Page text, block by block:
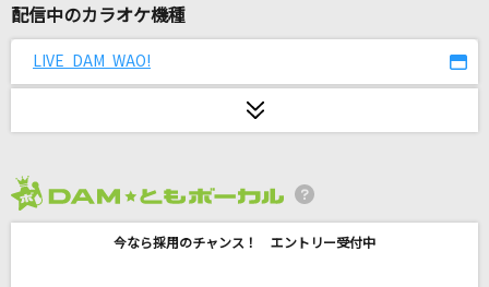
キミがいれば
スピカ
n-buna feat.初音ミク
配信中のカラオケ機種
LIVE DAM WAO!
今なら採用のチャンス！ エントリー受付中